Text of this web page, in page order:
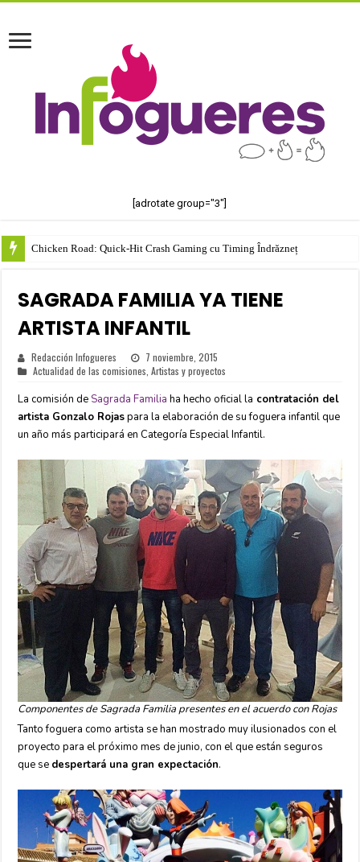
[adrotate group="3"]
Chicken Road: Quick‑Hit Crash Gaming cu Timing Îndrăzneț
SAGRADA FAMILIA YA TIENE
ARTISTA INFANTIL
Redacción Infogueres
7 noviembre, 2015
Actualidad de las comisiones ,Artistas y proyectos
La comisión de Sagrada Familia ha hecho oficial la contratación del
artista Gonzalo Rojaspara la elaboración de su foguera infantil que
un año más participará en Categoría Especial Infantil.
Componentes de Sagrada Familia presentes en el acuerdo con Rojas
Tanto foguera como artista se han mostrado muy ilusionados con el
proyecto para el próximo mes de junio, con el que están seguros
que se despertará una gran expectación.